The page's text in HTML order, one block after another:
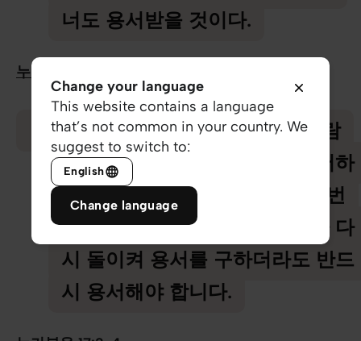
너도 용서받을 것이다.
누가복음 6:37
다른 신자가 죄를 지으면 그 사람
을 책망하고 회개가 있으면 용서하
십시오. 그 사람이 하루에 일곱 번
이나 잘못을 저지르고 그때마다 다
시 돌이켜 용서를 구하더라도 반드
시 용서해야 합니다.
Change your language
This website contains a language
that’s not common in your country. We
suggest to switch to:
English
Change language